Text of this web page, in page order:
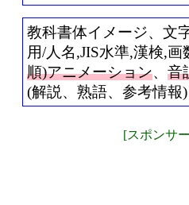
教科書体イメージ、文
用/人名,JIS水準,漢検,画
順)アニメーション、 音
(解説、熟語、参考情報)
[スポンサ